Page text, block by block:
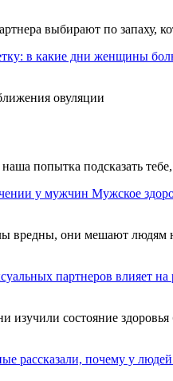
выбирают по запаху,
в какие дни женщины
овуляции
попытка подсказать
у мужчин Мужское
вредны, они мешают людям
партнеров влияет на
состояние
рассказали, почему у